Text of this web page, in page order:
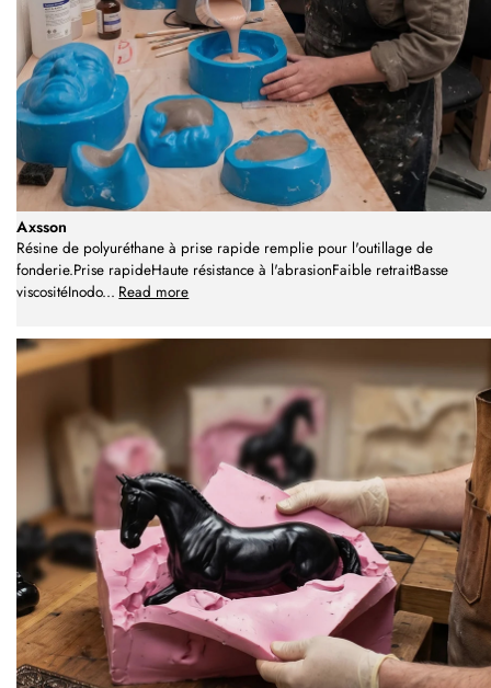
Axsson
Résine de polyuréthane à prise rapide remplie pour l'outillage de
fonderie.Prise rapideHaute résistance à l'abrasionFaible retraitBasse
viscositéInodo... Read more